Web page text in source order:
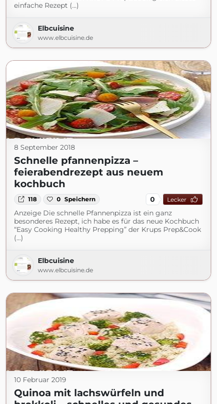
einfache Rezept (...)
Elbcuisine
www.elbcuisine.de
8 September 2018
Schnelle pfannenpizza –
feierabendrezept aus neuem
kochbuch
118 0 Speichern 0 Lecker
Anzeige Die schnelle Pfannenpizza ist ein ganz
besonderes Rezept, ich habe es für das neue Kochbuch
“Easy Cooking Healthy Prepping” der Krups Prep&Cook
(...)
Elbcuisine
www.elbcuisine.de
10 Februar 2019
Quinoa mit lachswürfeln und